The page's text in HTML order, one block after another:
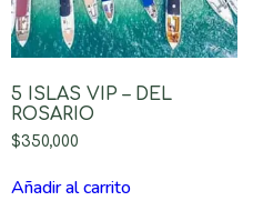
5 ISLAS VIP – DEL
ROSARIO
$350,000
Añadir al carrito